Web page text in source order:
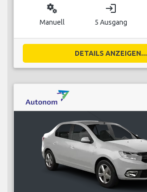
miscellaneous_services
Manuell
login
5 Ausgang
DETAILS ANZEIGEN...